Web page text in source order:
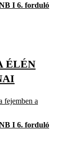
I 6. forduló
ÉLÉN
fejemben a
I 6. forduló